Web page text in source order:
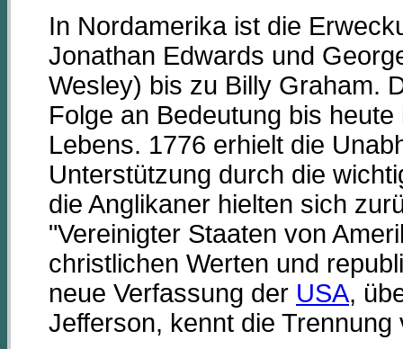
In Nordamerika ist die
Jonathan Edwards und
Wesley) bis zu Billy Graham.
Folge an Bedeutung bis
Lebens. 1776 erhielt die
Unterstützung durch die
die Anglikaner hielten sich
"Vereinigter Staaten von
christlichen Werten und
neue Verfassung der USA,
Jefferson, kennt die